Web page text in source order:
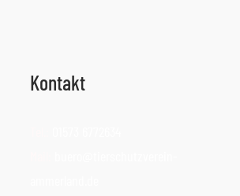
Kontakt